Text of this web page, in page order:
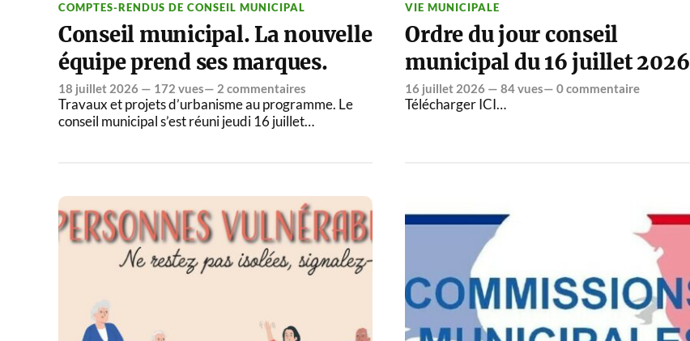
COMPTES-RENDUS DE CONSEIL MUNICIPAL
Conseil municipal. La nouvelle
équipe prend ses marques.
18 juillet 2026 — 172 vues— 2 commentaires
Travaux et projets d’urbanisme au programme. Le
conseil municipal s’est réuni jeudi 16 juillet…
VIE MUNICIPALE
Ordre du jour conseil
municipal du 16 juillet 2026
16 juillet 2026 — 84 vues—0 commentaire
Télécharger ICI…